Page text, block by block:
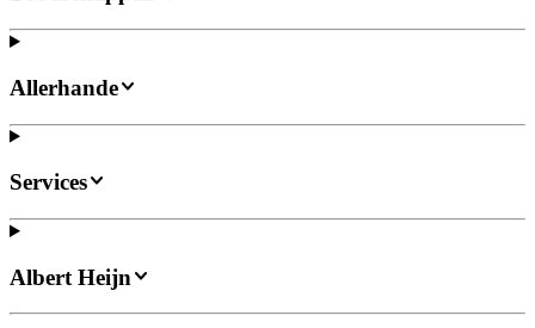
Allerhande
Services
Albert Heijn